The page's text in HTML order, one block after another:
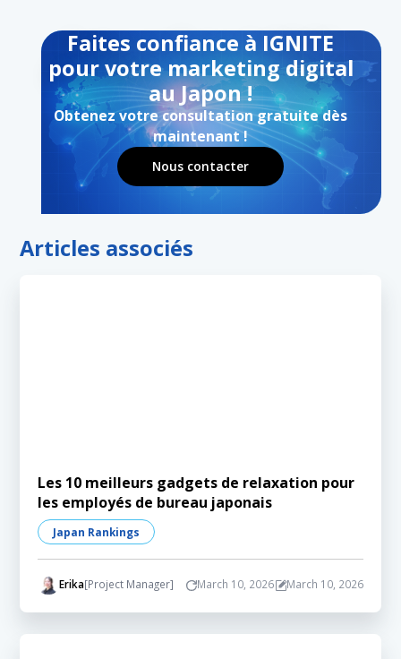
Faites confiance à IGNITE
pour votre marketing digital
au Japon !
Obtenez votre consultation gratuite dès
maintenant !
Nous contacter
Articles associés
Les 10 meilleurs gadgets de relaxation pour
les employés de bureau japonais
Japan Rankings
Erika[Project Manager] March 10, 2026 March 10, 2026